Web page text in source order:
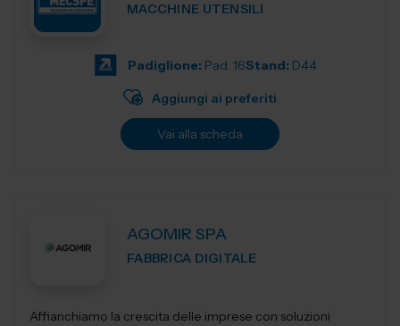
MACCHINE UTENSILI
Padiglione: Pad. 16Stand: D44
Aggiungi ai preferiti
Vai alla scheda
AGOMIR SPA
FABBRICA DIGITALE
Affianchiamo la crescita delle imprese con soluzioni